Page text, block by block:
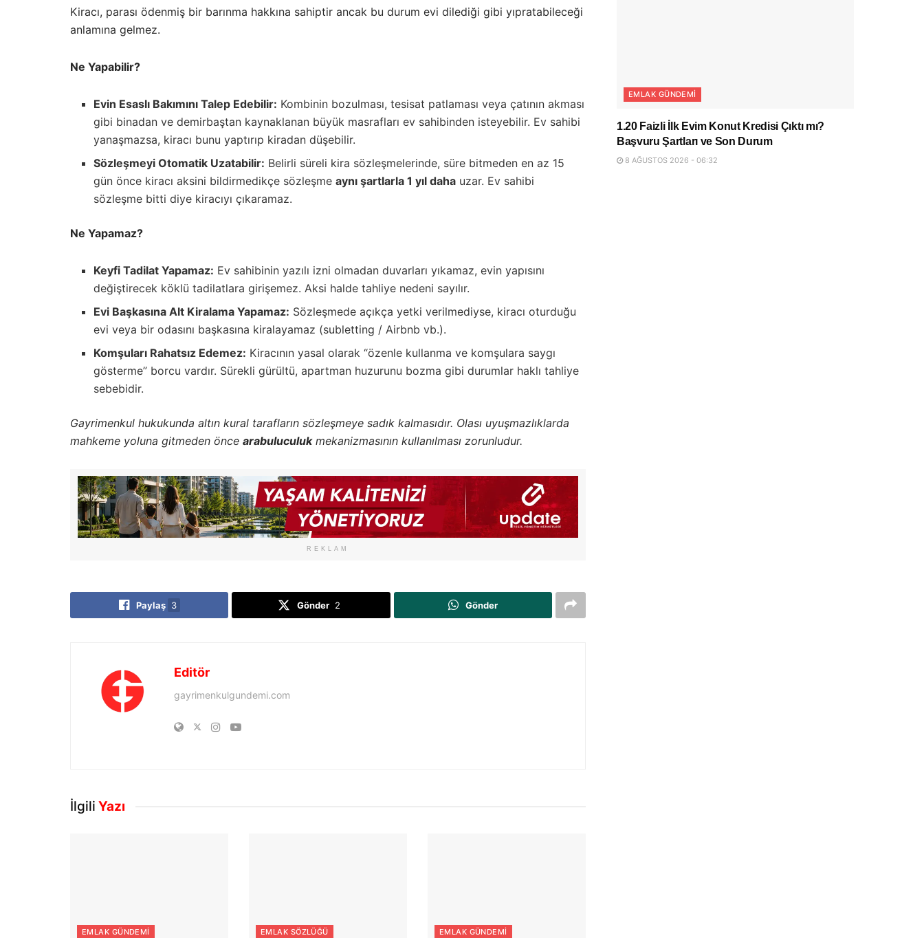
Kiracı, parası ödenmiş bir barınma hakkına sahiptir ancak bu durum evi dilediği gibi yıpratabileceği
anlamına gelmez.
Ne Yapabilir?
Evin Esaslı Bakımını Talep Edebilir: Kombinin bozulması, tesisat patlaması veya çatının akması
gibi binadan ve demirbaştan kaynaklanan büyük masrafları ev sahibinden isteyebilir. Ev sahibi
yanaşmazsa, kiracı bunu yaptırıp kiradan düşebilir.
Sözleşmeyi Otomatik Uzatabilir: Belirli süreli kira sözleşmelerinde, süre bitmeden en az 15
gün önce kiracı aksini bildirmedikçe sözleşmeaynı şartlarla 1 yıl daha uzar. Ev sahibi
sözleşme bitti diye kiracıyı çıkaramaz.
Ne Yapamaz?
Keyfi Tadilat Yapamaz: Ev sahibinin yazılı izni olmadan duvarları yıkamaz, evin yapısını
değiştirecek köklü tadilatlara girişemez. Aksi halde tahliye nedeni sayılır.
Evi Başkasına Alt Kiralama Yapamaz: Sözleşmede açıkça yetki verilmediyse, kiracı oturduğu
evi veya bir odasını başkasına kiralayamaz (subletting / Airbnb vb.).
Komşuları Rahatsız Edemez: Kiracının yasal olarak “özenle kullanma ve komşulara saygı
gösterme” borcu vardır. Sürekli gürültü, apartman huzurunu bozma gibi durumlar haklı tahliye
sebebidir.
Gayrimenkul hukukunda altın kural tarafların sözleşmeye sadık kalmasıdır. Olası uyuşmazlıklarda
mahkeme yoluna gitmeden önce arabuluculukmekanizmasının kullanılması zorunludur.
REKLAM
Paylaş 3 Gönder 2 Gönder
Editör
gayrimenkulgundemi.com
İlgili Yazı
EMLAK GÜNDEMI EMLAK SÖZLÜĞÜ EMLAK GÜNDEMI
EMLAK GÜNDEMI
1.20 Faizli İlk Evim Konut Kredisi Çıktı mı?
Başvuru Şartları ve Son Durum
8 AĞUSTOS 2026 - 06:32